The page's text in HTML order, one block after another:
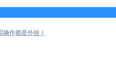
作都是外挂！